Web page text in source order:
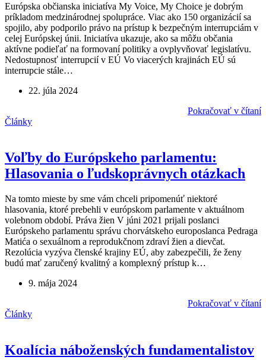
Európska občianska iniciatíva My Voice, My Choice je dobrým
príkladom medzinárodnej spolupráce. Viac ako 150 organizácií sa
spojilo, aby podporilo právo na prístup k bezpečným interrupciám v
celej Európskej únii. Iniciatíva ukazuje, ako sa môžu občania
aktívne podieľať na formovaní politiky a ovplyvňovať legislatívu.
Nedostupnosť interrupcií v EÚ Vo viacerých krajinách EÚ sú
interrupcie stále…
22. júla 2024
Pokračovať v čítaní
Články
Voľby do Európskeho parlamentu:
Hlasovania o ľudskoprávnych otázkach
Na tomto mieste by sme vám chceli pripomenúť niektoré
hlasovania, ktoré prebehli v európskom parlamente v aktuálnom
volebnom období. Práva žien V júni 2021 prijali poslanci
Európskeho parlamentu správu chorvátskeho europoslanca Pedraga
Matića o sexuálnom a reprodukčnom zdraví žien a dievčat.
Rezolúcia vyzýva členské krajiny EÚ, aby zabezpečili, že ženy
budú mať zaručený kvalitný a komplexný prístup k…
9. mája 2024
Pokračovať v čítaní
Články
Koalícia náboženských fundamentalistov